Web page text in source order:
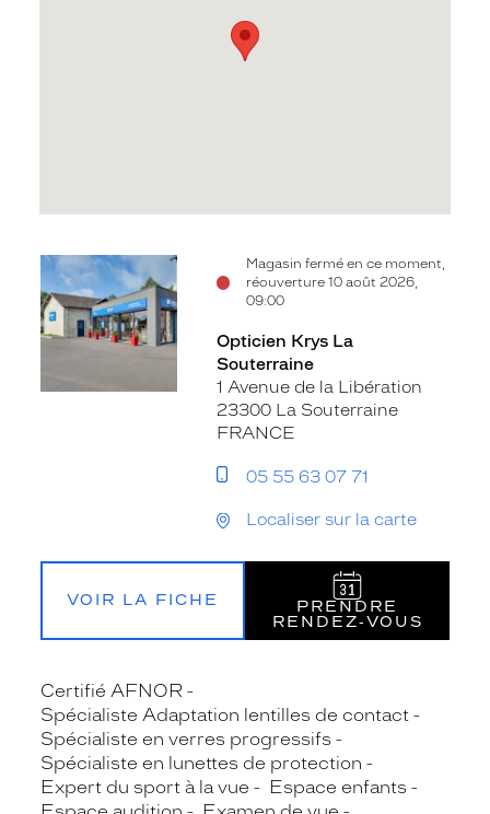
Magasin fermé en ce moment,
réouverture 10 août 2026,
09:00
Voir
la
fiche
Opticien Krys La
Souterraine
1 Avenue de la Libération
23300 La Souterraine
FRANCE
05 55 63 07 71
Localiser sur la carte
VOIR LA FICHE
PRENDRE
RENDEZ‑VOUS
Certifié AFNOR
Spécialiste Adaptation lentilles de contact
Spécialiste en verres progressifs
Spécialiste en lunettes de protection
Expert du sport à la vue
Espace enfants